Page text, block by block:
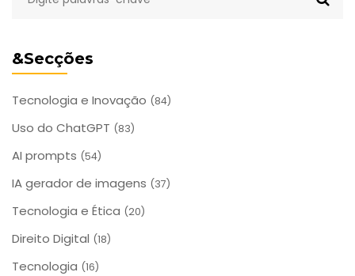
&Secções
Tecnologia e Inovação (84)
Uso do ChatGPT (83)
AI prompts (54)
IA gerador de imagens (37)
Tecnologia e Ética (20)
Direito Digital (18)
Tecnologia (16)